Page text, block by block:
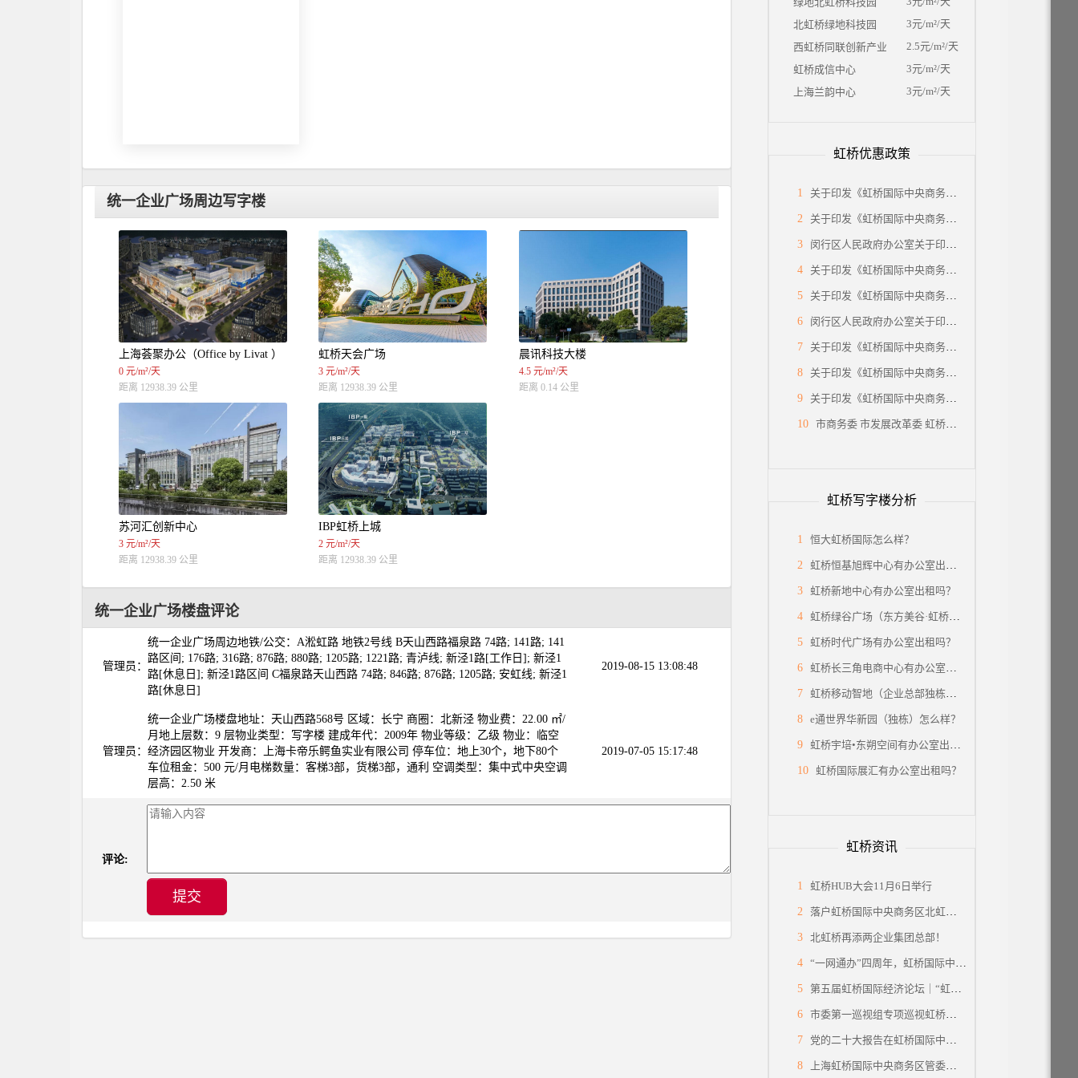
统一企业广场周边写字楼
上海荟聚办公（Office by Livat ）
0 元/m²/天
距离 12938.39 公里
虹桥天会广场
3 元/m²/天
距离 12938.39 公里
晨讯科技大楼
4.5 元/m²/天
距离 0.14 公里
苏河汇创新中心
3 元/m²/天
距离 12938.39 公里
IBP虹桥上城
2 元/m²/天
距离 12938.39 公里
统一企业广场楼盘评论
管理员：
统一企业广场周边地铁/公交：A淞虹路 地铁2号线 B天山西路福泉路 74路; 141路; 141
路区间; 176路; 316路; 876路; 880路; 1205路; 1221路; 青泸线; 新泾1路[工作日]; 新泾1
路[休息日]; 新泾1路区间 C福泉路天山西路 74路; 846路; 876路; 1205路; 安虹线; 新泾1
路[休息日]
2019-08-15 13:08:48
管理员：
统一企业广场楼盘地址：天山西路568号 区域：长宁 商圈：北新泾 物业费：22.00 ㎡/
月地上层数：9 层物业类型：写字楼 建成年代：2009年 物业等级：乙级 物业：临空
经济园区物业 开发商：上海卡帝乐鳄鱼实业有限公司 停车位：地上30个，地下80个
车位租金：500 元/月电梯数量：客梯3部，货梯3部，通利 空调类型：集中式中央空调
层高：2.50 米
2019-07-05 15:17:48
评论:
提交
北虹桥绿地科技园
3元/m²/天
西虹桥同联创新产业园
2.5元/m²/天
虹桥成信中心
3元/m²/天
上海兰韵中心
3元/m²/天
虹桥优惠政策
1 关于印发《虹桥国际中央商务区关于低空经济高质量发展的支持政策》的通知
2 关于印发《虹桥国际中央商务区关于特色产业园区高质量发展的支持政策》的通知
3 闵行区人民政府办公室关于印发《2025年虹桥国际中央商务区（闵行部分）建设行动方案》的通知
4 关于印发《虹桥国际中央商务区关于加快发展法律服务业，打造涉外法律服务高地的支持政策 (试行)》的通知
5 关于印发《虹桥国际中央商务区关于提升生态环境和区域品质的支持政策》的通知
6 闵行区人民政府办公室关于印发《闵行区推进落实<关于支持虹桥国际中央商务区建设国际贸易中心新平台的若干措施>重点任务分工方案》的通知
7 关于印发《虹桥国际中央商务区关于支持总部企业发展的支持政策》的通知
8 关于印发《虹桥国际中央商务区关于西片国际级消费集聚区建设的支持政策》的通知
9 关于印发《虹桥国际中央商务区关于国际会展之都承载地建设的支持政策》的通知
10 市商务委 市发展改革委 虹桥国际中央商务区管委会印发《关于支持虹桥国际中央商务区建设国际贸易中心新平台的若干措施》的通知
虹桥写字楼分析
1 恒大虹桥国际怎么样？
2 虹桥恒基旭辉中心有办公室出租吗？
3 虹桥新地中心有办公室出租吗？
4 虹桥绿谷广场（东方美谷·虹桥中心）怎么样？
5 虹桥时代广场有办公室出租吗？
6 虹桥长三角电商中心有办公室出租吗？
7 虹桥移动智地（企业总部独栋）有面积出租吗？
8 e通世界华新园（独栋）怎么样？
9 虹桥宇培•东朔空间有办公室出租吗？
10 虹桥国际展汇有办公室出租吗？
虹桥资讯
1 虹桥HUB大会11月6日举行
2 落户虹桥国际中央商务区北虹桥片区，蔚来国际总部项目签约
3 北虹桥再添两企业集团总部！
4 “一网通办”四周年，虹桥国际中央商务区企业服务中心举办宣传推广活动
5 第五届虹桥国际经济论坛｜“虹桥国际开放枢纽建设”分论坛暨2022年虹桥HUB大会
6 市委第一巡视组专项巡视虹桥国际中央商务区管委会党组工作动员会召开
7 党的二十大报告在虹桥国际中央商务区管委会党员干部中引发热烈反响
8 上海虹桥国际中央商务区管委会召开党的二十大会议精神学习交流会